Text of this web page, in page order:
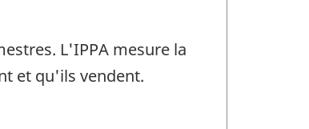
L'IPPA mesure la
et qu'ils vendent.